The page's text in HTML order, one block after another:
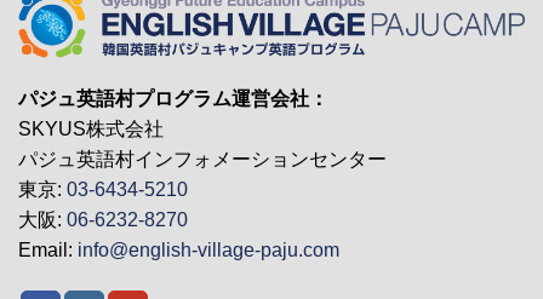
パジュ英語村プログラム運営会社：
SKYUS株式会社
パジュ英語村インフォメーションセンター
東京: 03-6434-5210
大阪: 06-6232-8270
Email: info@english-village-paju.com